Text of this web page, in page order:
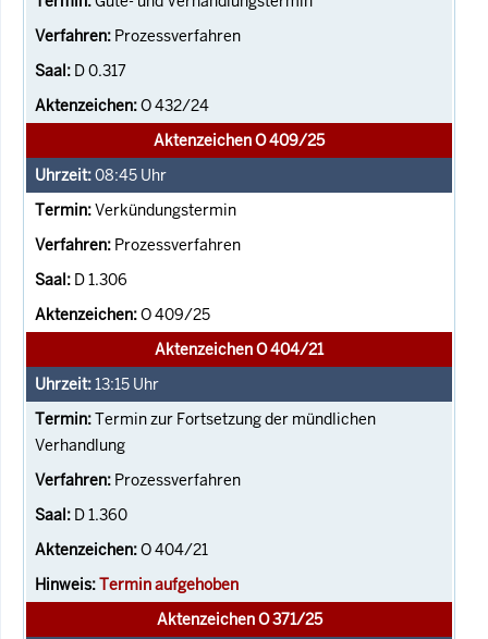
Prozessverfahren
D 0.317
O 432/24
Aktenzeichen O 409/25
08:45 Uhr
Verkündungstermin
Prozessverfahren
D 1.306
O 409/25
Aktenzeichen O 404/21
13:15 Uhr
Termin zur Fortsetzung der mündlichen
Verhandlung
Prozessverfahren
D 1.360
O 404/21
Termin aufgehoben
Aktenzeichen O 371/25